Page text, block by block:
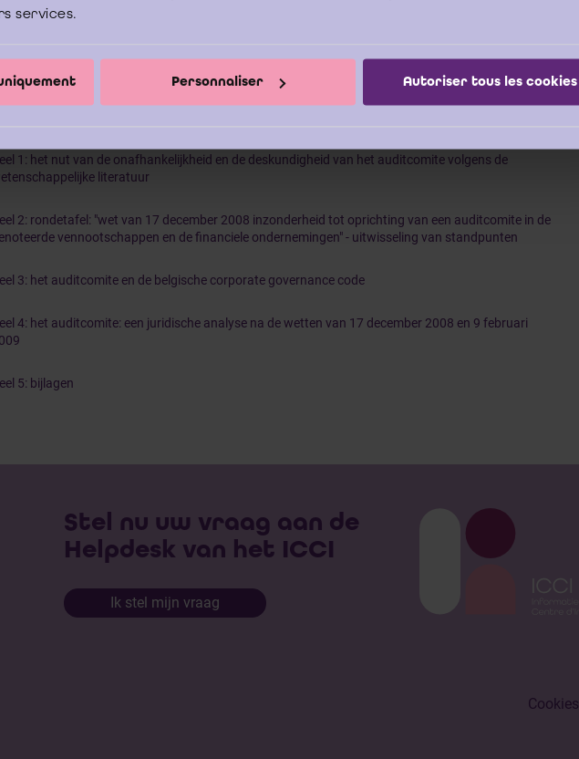
services.
Personnaliser Autoriser tous les cookies
1: het nut van de onafhankelijkheid en de deskundigheid van het auditcomite volgens de
literatuur
2: rondetafel: "wet van 17 december 2008 inzonderheid tot oprichting van een auditcomite in de
vennootschappen en de financiele ondernemingen" - uitwisseling van standpunten
3: het auditcomite en de belgische corporate governance code
4: het auditcomite: een juridische analyse na de wetten van 17 december 2008 en 9 februari
5: bijlagen
Stel nu uw vraag aan de
Helpdesk van het ICCI
Ik stel mijn vraag
Cookies